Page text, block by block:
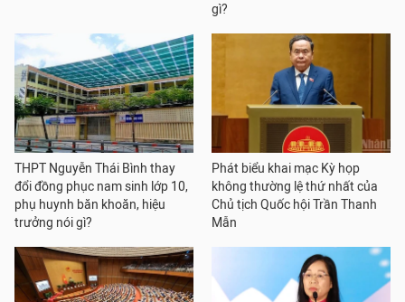
gì?
THPT Nguyễn Thái Bình thay
đổi đồng phục nam sinh lớp 10,
phụ huynh băn khoăn, hiệu
trưởng nói gì?
Phát biểu khai mạc Kỳ họp
không thường lệ thứ nhất của
Chủ tịch Quốc hội Trần Thanh
Mẫn